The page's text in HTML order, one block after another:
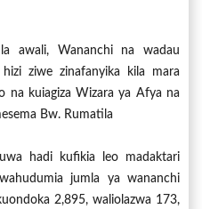
awali, Wananchi na wadau
ziwe zinafanyika kila mara
na kuiagiza Wizara ya Afya na
Bw. Rumatila
hadi kufikia leo madaktari
jumla ya wananchi
2,895, waliolazwa 173,